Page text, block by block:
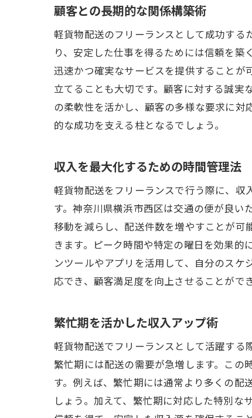
顧客との長期的な関係構築術
軽貨物配送のフリーランスとして成功す
り、安定した仕事を得るためには信頼を築
迅速かつ確実なサービスを提供することが
立てることも大切です。顧客に対する誠実
の柔軟性を活かし、顧客の多様な要求に
的な成功を支える柱となるでしょう。
収入を最大化するための時間管理法
軽貨物配送をフリーランスで行う際に、収
す。神奈川県横浜市西区は交通の便が良い
移動を減らし、配送件数を増やすことが可
きます。ピーク時間や特定の曜日を効果
ンツールやアプリを活用して、自分のス
応でき、顧客満足度を向上させることができ
繁忙期を活かした収入アップ術
軽貨物配送でフリーランスとして活躍する
繁忙期には配送の需要が急増します。こ
す。例えば、繁忙期には通常より多くの配
しょう。加えて、繁忙期に対応した特別